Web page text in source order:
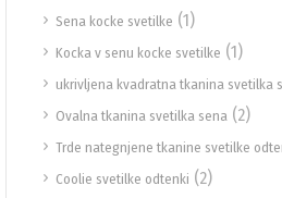
Sena kocke svetilke (1)
Kocka v senu kocke svetilke (1)
ukrivljena kvadratna tkanina svetilka
Ovalna tkanina svetilka sena (2)
Trde nategnjene tkanine svetilke
Coolie svetilke odtenki (2)